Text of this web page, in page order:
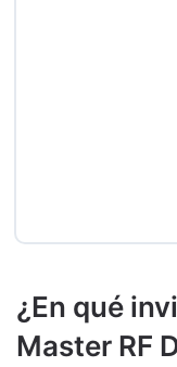
¿En qué
Master RF